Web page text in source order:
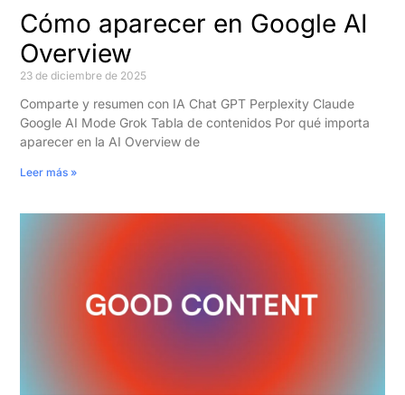
Cómo aparecer en Google AI
Overview
23 de diciembre de 2025
Comparte y resumen con IA Chat GPT Perplexity Claude
Google AI Mode Grok Tabla de contenidos Por qué importa
aparecer en la AI Overview de
Leer más »